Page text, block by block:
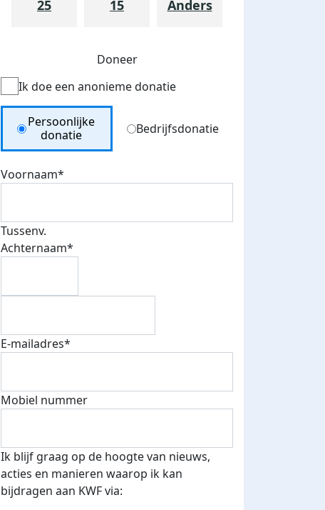
25 15 Anders
Doneer
Ik doe een anonieme donatie
Donation Type
Persoonlijke
donatie
Bedrijfsdonatie
Voornaam*
Tussenv.
Achternaam*
E-mailadres*
Mobiel nummer
Ik blijf graag op de hoogte van nieuws,
acties en manieren waarop ik kan
bijdragen aan KWF via: